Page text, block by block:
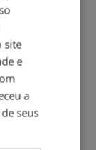
site
e
a
seus